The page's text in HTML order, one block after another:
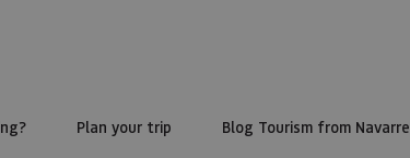
Plan your trip Blog Tourism from Navarre